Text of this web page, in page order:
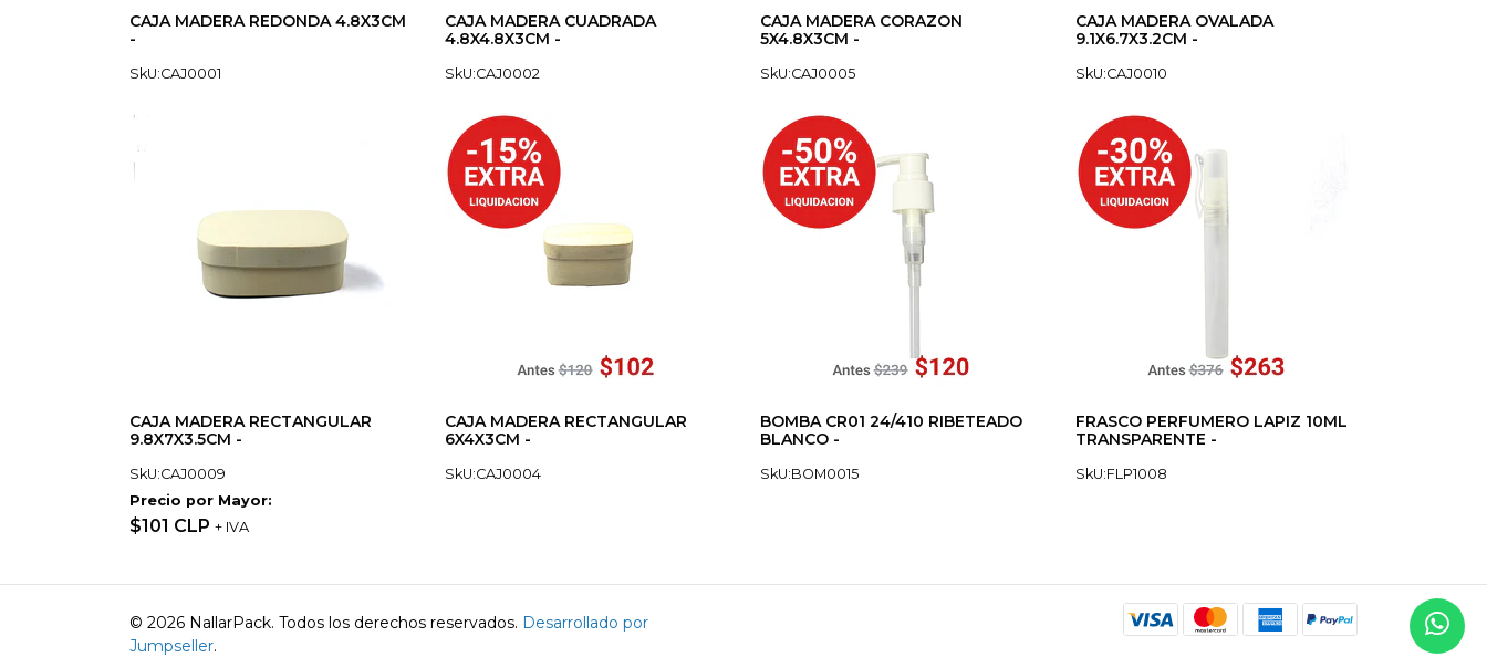
CAJA MADERA REDONDA 4.8X3CM
-
SkU:CAJ0001
CAJA MADERA CUADRADA
4.8X4.8X3CM -
SkU:CAJ0002
CAJA MADERA CORAZON
5X4.8X3CM -
SkU:CAJ0005
CAJA MADERA OVALADA
9.1X6.7X3.2CM -
SkU:CAJ0010
CAJA MADERA RECTANGULAR
9.8X7X3.5CM -
SkU:CAJ0009
Precio por Mayor:
$101 CLP + IVA
CAJA MADERA RECTANGULAR
6X4X3CM -
SkU:CAJ0004
BOMBA CR01 24/410 RIBETEADO
BLANCO -
SkU:BOM0015
FRASCO PERFUMERO LAPIZ 10ML
TRANSPARENTE -
SkU:FLP1008
© 2026 NallarPack. Todos los derechos reservados. Desarrollado por
Jumpseller.